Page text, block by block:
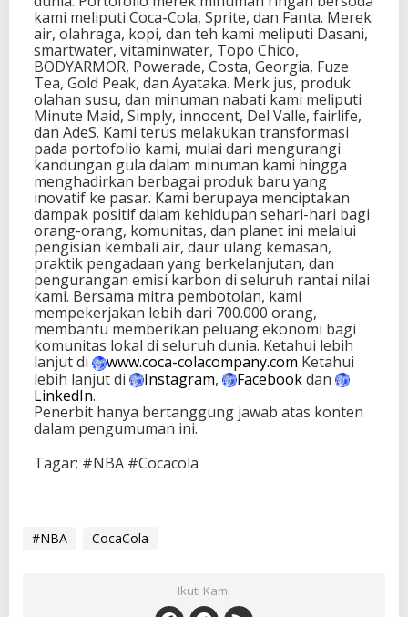
kami meliputi Coca-Cola, Sprite, dan Fanta. Merek
air, olahraga, kopi, dan teh kami meliputi Dasani,
smartwater, vitaminwater, Topo Chico,
BODYARMOR, Powerade, Costa, Georgia, Fuze
Tea, Gold Peak, dan Ayataka. Merk jus, produk
olahan susu, dan minuman nabati kami meliputi
Minute Maid, Simply, innocent, Del Valle, fairlife,
dan AdeS. Kami terus melakukan transformasi
pada portofolio kami, mulai dari mengurangi
kandungan gula dalam minuman kami hingga
menghadirkan berbagai produk baru yang
inovatif ke pasar. Kami berupaya menciptakan
dampak positif dalam kehidupan sehari-hari bagi
orang-orang, komunitas, dan planet ini melalui
pengisian kembali air, daur ulang kemasan,
praktik pengadaan yang berkelanjutan, dan
pengurangan emisi karbon di seluruh rantai nilai
kami. Bersama mitra pembotolan, kami
mempekerjakan lebih dari 700.000 orang,
membantu memberikan peluang ekonomi bagi
komunitas lokal di seluruh dunia. Ketahui lebih
lanjut di
www.coca-colacompany.com Ketahui
lebih lanjut di
Instagram, Facebookdan
LinkedIn.
Penerbit hanya bertanggung jawab atas konten
dalam pengumuman ini.
Tagar: #NBA #Cocacola
#NBA CocaCola
Ikuti Kami